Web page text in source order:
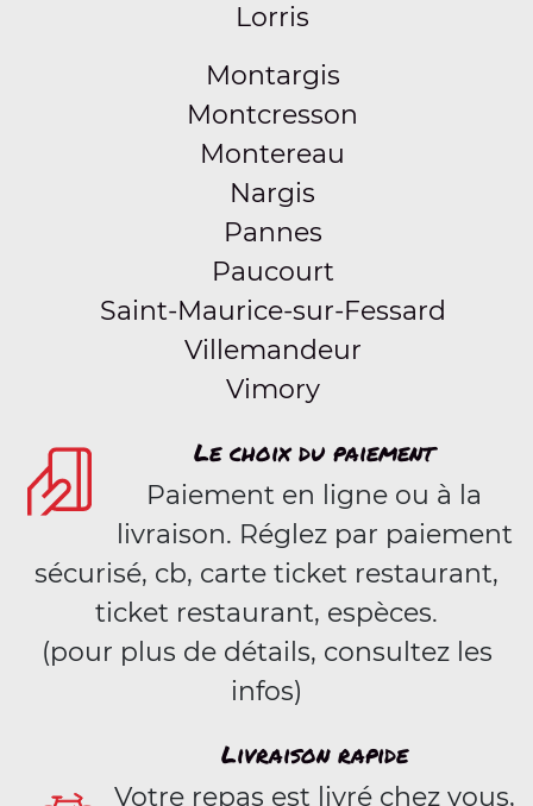
Lorris
Montargis
Montcresson
Montereau
Nargis
Pannes
Paucourt
Saint-Maurice-sur-Fessard
Villemandeur
Vimory
Le choix du paiement
Paiement en ligne ou à la
livraison. Réglez par paiement
sécurisé, cb, carte ticket restaurant,
ticket restaurant, espèces.
(pour plus de détails, consultez les
infos)
Livraison rapide
Votre repas est livré chez vous,